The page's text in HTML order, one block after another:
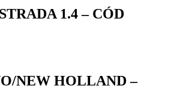
1.4 – CÓD
NEW HOLLAND –